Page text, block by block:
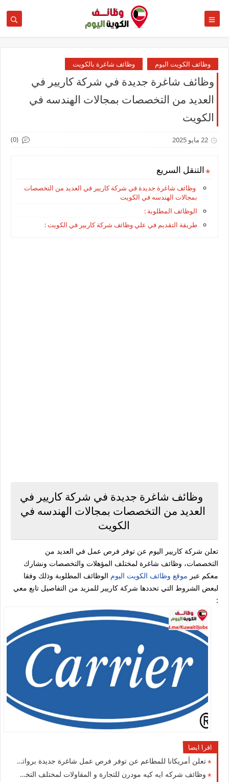
وظائف الكويت اليوم وظائف شاغرة بالكويت
وظائف شاغرة جديدة في شركة كاريير في
العديد من التخصصات بمجالات الهندسه في
الكويت
22 مايو 2025 (0)
التنقل السريع
وظائف شاغرة جديدة في شركة كاريير في العديد من التخصصات
بمجالات الهندسه في الكويت
الوظائف المطلوبة :
طريقة التقديم في علي وظائف شركة كاريير في الكويت :
وظائف شاغرة جديدة في شركة كاريير في
العديد من التخصصات بمجالات الهندسه في
الكويت
تعلن شركة كاريير اليوم عن توفر فرص عمل في العديد من
التخصصات، وظائف شاغرة لمختلف المؤهلات والتخصصات ونشارك
معكم عبر موقع وظائف الكويت اليوم الوظائف المطلوبة وذلك وفقا
لبعض الشروط التي تحددها شركة كاريير للمزيد من التفاصيل تابع معي
:
اقرا ايضا
تعلن أمريكانا للمطاعم عن توفر فرص عمل شاغرة جديدة برواتب عالية في الكويت
وظائف شركه ايه كيه مودرن للتجارة و المقاولات لمختلف التخصصات في الكويت لعام 2026